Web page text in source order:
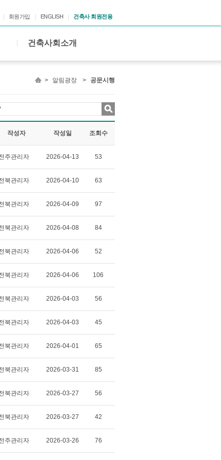
회원가입 ENGLISH 건축사 회원전용
건축사회소개
> 알림광장 > 공문시행
작성자 작성일 조회수
주관리자 2026-04-13 53
북관리자 2026-04-10 63
북관리자 2026-04-09 97
북관리자 2026-04-08 84
북관리자 2026-04-06 52
북관리자 2026-04-06 106
북관리자 2026-04-03 56
북관리자 2026-04-03 45
북관리자 2026-04-01 65
북관리자 2026-03-31 85
북관리자 2026-03-27 56
북관리자 2026-03-27 42
주관리자 2026-03-26 76